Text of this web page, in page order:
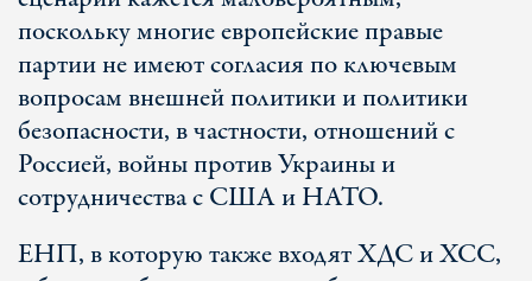
поскольку многие европейские правые
партии не имеют согласия по ключевым
вопросам внешней политики и политики
безопасности, в частности, отношений с
Россией, войны против Украины и
сотрудничества с США и НАТО.
EНП, в которую также входят ХДС и ХСС,